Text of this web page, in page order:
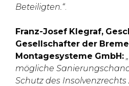
Beteiligten.“.
Franz-Josef Klegraf,
Gesellschafter der
Montagesysteme GmbH:
mögliche
Schutz des Insolvenzrechts